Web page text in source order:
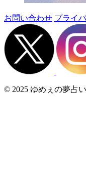
お問い合わせ プライ
© 2025 ゆめぇの夢占い